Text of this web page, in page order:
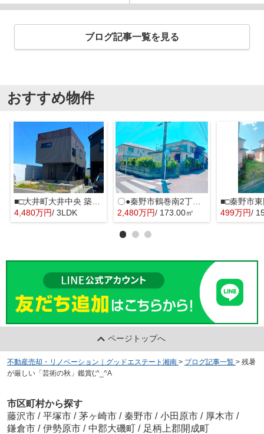
ブログ記事一覧を見る
おすすめ物件
■□大井町大井中央 築後未入居戸建■□
4,480万円/ 3LDK
〇●秦野市鶴巻南2丁目 売地●〇
2,480万円/ 173.00㎡
■□秦野市
499万円/
ページトップへ
不動産売却・リノベーション｜グッドエステート湘南 > ブログ記事一覧 > 残暑
が厳しい「芸術の秋」鑑賞(;^_^A
市区町村から探す
藤沢市 / 平塚市 / 茅ヶ崎市 / 秦野市 / 小田原市 / 厚木市 /
鎌倉市 / 伊勢原市 / 中郡大磯町 / 足柄上郡開成町